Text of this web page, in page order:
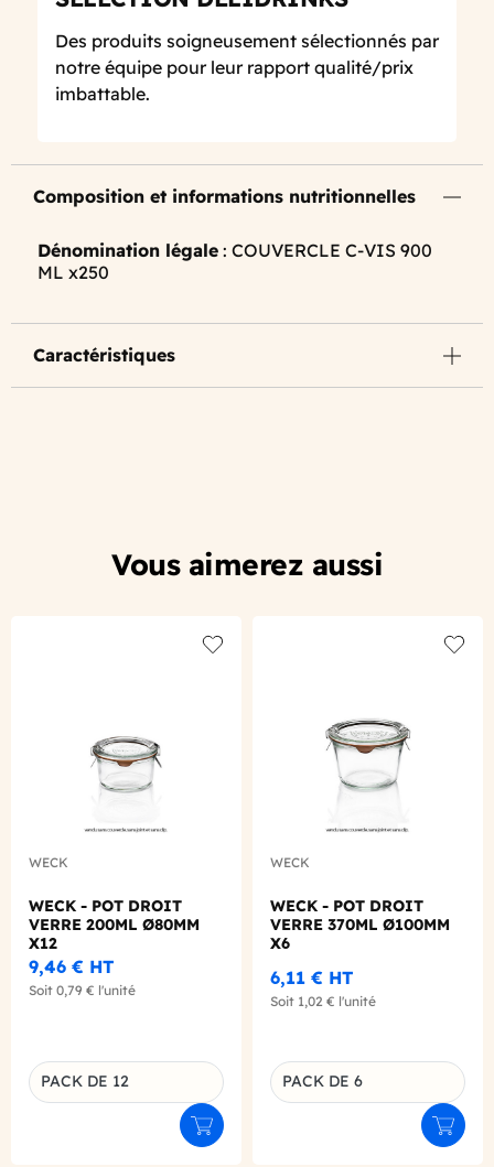
Des produits soigneusement sélectionnés par
notre équipe pour leur rapport qualité/prix
imbattable.
Composition et informations nutritionnelles
Dénomination légale : COUVERCLE C-VIS 900
ML x250
Caractéristiques
Vous aimerez aussi
WECK
WECK - POT DROIT
VERRE 200ML Ø80MM
X12
9,46 € HT
Soit 0,79 € l'unité
Déclinaison du produit
PACK DE 12
Ajouter au panier
WECK
WECK - POT DROIT
VERRE 370ML Ø100MM
X6
6,11 € HT
Soit 1,02 € l'unité
Déclinaison du produit
PACK DE 6